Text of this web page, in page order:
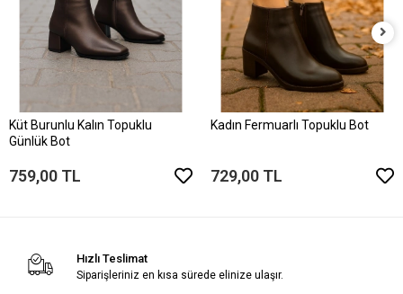
Küt Burunlu Kalın Topuklu
Günlük Bot
759,00 TL
Kadın Fermuarlı Topuklu Bot
729,00 TL
Hızlı Teslimat
Siparişleriniz en kısa sürede elinize ulaşır.